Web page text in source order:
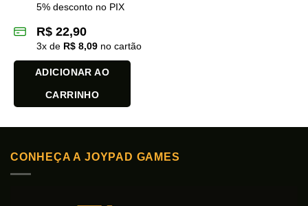
5% desconto no PIX
R$ 22,90
3x de R$ 8,09 no cartão
ADICIONAR AO
CARRINHO
CONHEÇA A JOYPAD GAMES